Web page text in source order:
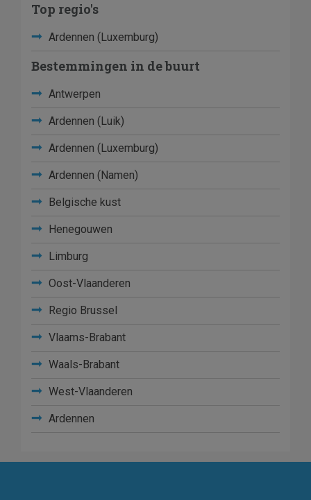
Top regio's
Ardennen (Luxemburg)
Bestemmingen in de buurt
Antwerpen
Ardennen (Luik)
Ardennen (Luxemburg)
Ardennen (Namen)
Belgische kust
Henegouwen
Limburg
Oost-Vlaanderen
Regio Brussel
Vlaams-Brabant
Waals-Brabant
West-Vlaanderen
Ardennen